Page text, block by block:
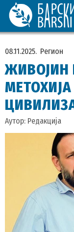
08.11.2025. Регион
ЖИВОЈИН
Аутор: Редакција